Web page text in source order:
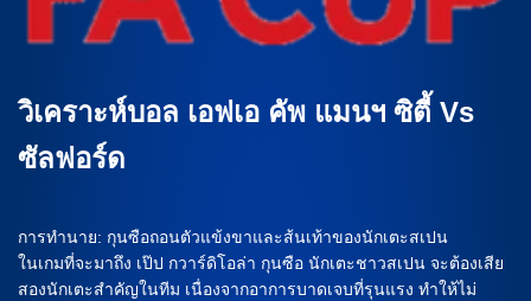
วิเคราะห์บอล เอฟเอ คัพ แมนฯ ซิตี้ Vs
ซัลฟอร์ด
การทำนาย: กุนซือถอนตัวแข้งขาและส้นเท้าของนักเตะสเปน
ในเกมที่จะมาถึง เป๊ป กวาร์ดิโอล่า กุนซือ นักเตะชาวสเปน จะต้องเสีย
สองนักเตะสำคัญในทีม เนื่องจากอาการบาดเจบที่รุนแรง ทำให้ไม่